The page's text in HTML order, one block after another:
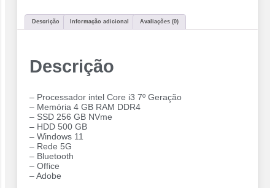
Descrição Informação adicional Avaliações (0)
Descrição
– Processador intel Core i3 7º Geração
– Memória 4 GB RAM DDR4
– SSD 256 GB NVme
– ⁠HDD 500 GB
– Windows 11
– Rede 5G
– Bluetooth
– Office
– Adobe